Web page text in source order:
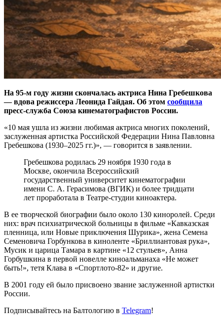
На 95-м году жизни скончалась актриса Нина Гребешкова
— вдова режиссера Леонида Гайдая. Об этом сообщила
пресс-служба Союза кинематографистов России.
«10 мая ушла из жизни любимая актриса многих поколений,
заслуженная артистка Российской Федерации Нина Павловна
Гребешкова (1930–2025 гг.)», — говорится в заявлении.
Гребешкова родилась 29 ноября 1930 года в
Москве, окончила Всероссийский
государственный университет кинематографии
имени С. А. Герасимова (ВГИК) и более тридцати
лет проработала в Театре-студии киноактера.
В ее творческой биографии было около 130 киноролей. Среди
них: врач психиатрической больницы в фильме «Кавказская
пленница, или Новые приключения Шурика», жена Семена
Семеновича Горбункова в киноленте «Бриллиантовая рука»,
Мусик и царица Тамара в картине «12 стульев», Анна
Горбушкина в первой новелле киноальманаха «Не может
быть!», тетя Клава в «Спортлото-82» и другие.
В 2001 году ей было присвоено звание заслуженной артистки
России.
Подписывайтесь на Балтологию в Telegram!